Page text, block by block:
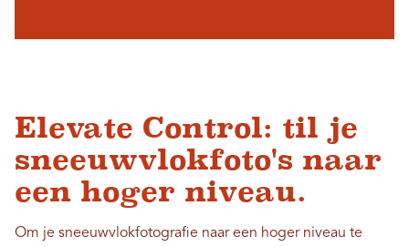
Elevate Control: til je
sneeuwvlokfoto's naar
een hoger niveau.
Om je sneeuwvlokfotografie naar een hoger niveau te